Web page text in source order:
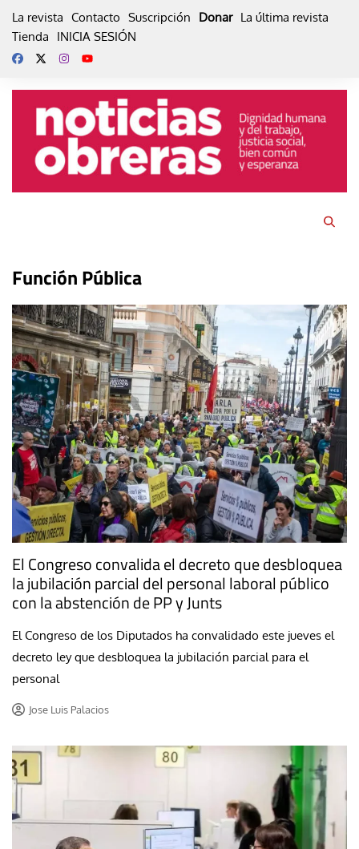
La revista Contacto Suscripción Donar La última revista
Tienda
INICIA SESIÓN
Función Pública
El Congreso convalida el decreto que desbloquea
la jubilación parcial del personal laboral público
con la abstención de PP y Junts
El Congreso de los Diputados ha convalidado este jueves el
decreto ley que desbloquea la jubilación parcial para el
personal
Jose Luis Palacios